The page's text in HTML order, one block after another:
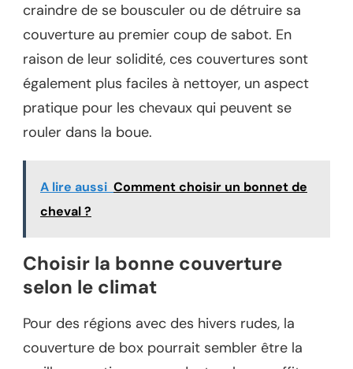
craindre de se bousculer ou de détruire sa
couverture au premier coup de sabot. En
raison de leur solidité, ces couvertures sont
également plus faciles à nettoyer, un aspect
pratique pour les chevaux qui peuvent se
rouler dans la boue.
A lire aussi Comment choisir un bonnet de
cheval ?
Choisir la bonne couverture
selon le climat
Pour des régions avec des hivers rudes, la
couverture de box pourrait sembler être la